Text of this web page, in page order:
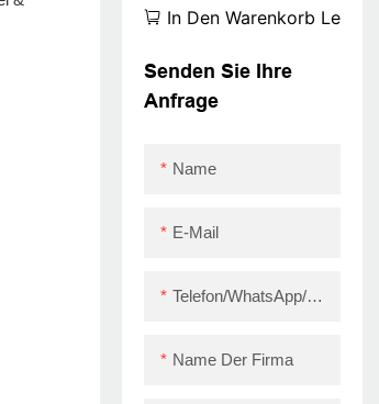
Ständer - langlebig,
einstellbar &
Raumsparende
In Den Warenkorb Legen
Senden Sie Ihre
Anfrage
Name
E-Mail
Telefon/WhatsApp/Skype
Name Der Firma